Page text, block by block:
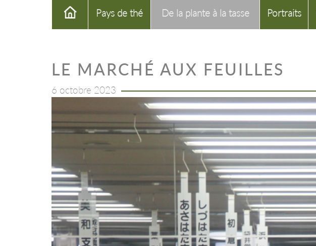
Pays de thé De la plante à la tasse Portraits
LE MARCHÉ AUX FEUILLES
6 octobre 2023